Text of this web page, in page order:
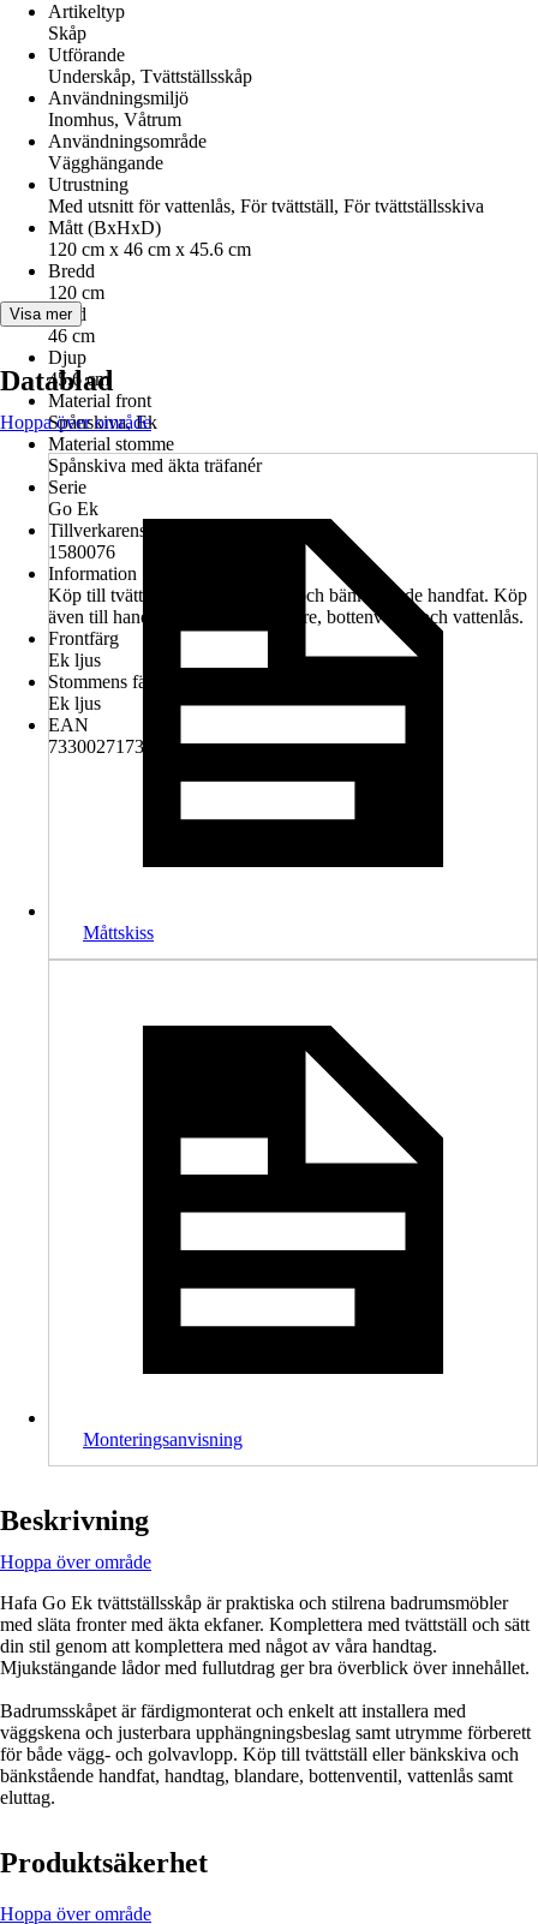
Artikeltyp
Skåp
Utförande
Underskåp, Tvättställsskåp
Användningsmiljö
Inomhus, Våtrum
Användningsområde
Vägghängande
Utrustning
Med utsnitt för vattenlås, För tvättställ, För tvättställsskiva
Mått (BxHxD)
120 cm x 46 cm x 45.6 cm
Bredd
120 cm
Höjd
46 cm
Djup
45,6 cm
Material front
Spånskiva, Ek
Material stomme
Spånskiva med äkta träfanér
Serie
Go Ek
Tillverkarens artikelnummer
1580076
Information
Köp till tvättställ eller bänkskiva och bänkstående handfat. Köp
även till handtag, tvättställsblandare, bottenventil och vattenlås.
Frontfärg
Ek ljus
Stommens färg
Ek ljus
EAN
7330027173610
Visa mer
Datablad
Hoppa över område
Måttskiss
Monteringsanvisning
Beskrivning
Hoppa över område
Hafa Go Ek tvättställsskåp är praktiska och stilrena badrumsmöbler
med släta fronter med äkta ekfaner. Komplettera med tvättställ och sätt
din stil genom att komplettera med något av våra handtag.
Mjukstängande lådor med fullutdrag ger bra överblick över innehållet.
Badrumsskåpet är färdigmonterat och enkelt att installera med
väggskena och justerbara upphängningsbeslag samt utrymme förberett
för både vägg- och golvavlopp. Köp till tvättställ eller bänkskiva och
bänkstående handfat, handtag, blandare, bottenventil, vattenlås samt
eluttag.
Produktsäkerhet
Hoppa över område